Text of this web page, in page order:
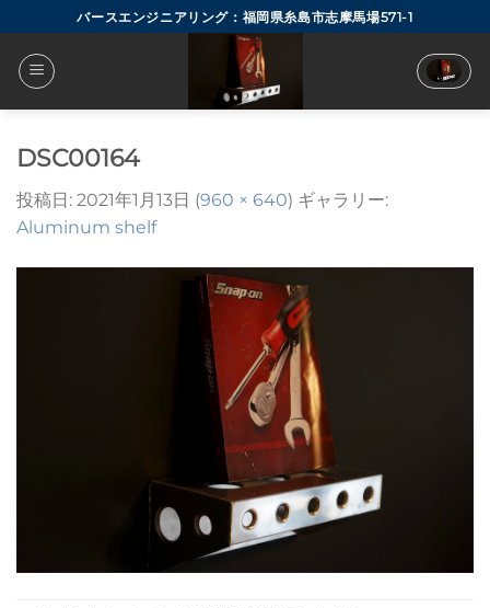
to
content
バースエンジニアリング：福岡県糸島市志摩馬場571-1
DSC00164
投稿日: 2021年1月13日 (960 × 640) ギャラリー:
Aluminum shelf